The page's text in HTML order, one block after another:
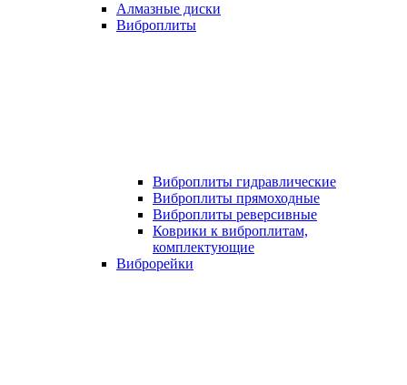
Алмазные диски
Виброплиты
Виброплиты гидравлические
Виброплиты прямоходные
Виброплиты реверсивные
Коврики к виброплитам,
комплектующие
Виброрейки